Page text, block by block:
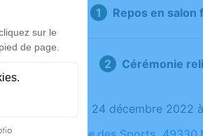
Repos en salon
Cérémonie
Le samedi 24 décembre 2022